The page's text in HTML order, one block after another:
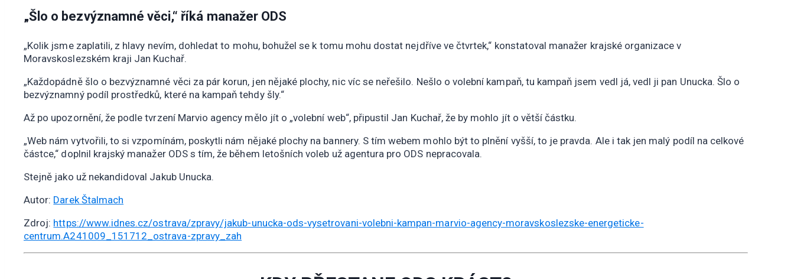
„Šlo o bezvýznamné věci,“ říká manažer ODS
„Kolik jsme zaplatili, z hlavy nevím, dohledat to mohu, bohužel se k tomu mohu dostat nejdříve ve čtvrtek,“ konstatoval manažer krajské organizace v
Moravskoslezském kraji Jan Kuchař.
„Každopádně šlo o bezvýznamné věci za pár korun, jen nějaké plochy, nic víc se neřešilo. Nešlo o volební kampaň, tu kampaň jsem vedl já, vedl ji pan Unucka. Šlo o
bezvýznamný podíl prostředků, které na kampaň tehdy šly.“
Až po upozornění, že podle tvrzení Marvio agency mělo jít o „volební web“, připustil Jan Kuchař, že by mohlo jít o větší částku.
„Web nám vytvořili, to si vzpomínám, poskytli nám nějaké plochy na bannery. S tím webem mohlo být to plnění vyšší, to je pravda. Ale i tak jen malý podíl na celkové
částce,“ doplnil krajský manažer ODS s tím, že během letošních voleb už agentura pro ODS nepracovala.
Stejně jako už nekandidoval Jakub Unucka.
Autor: Darek Štalmach
Zdroj: https://www.idnes.cz/ostrava/zpravy/jakub-unucka-ods-vysetrovani-volebni-kampan-marvio-agency-moravskoslezske-energeticke-
centrum.A241009_151712_ostrava-zpravy_zah